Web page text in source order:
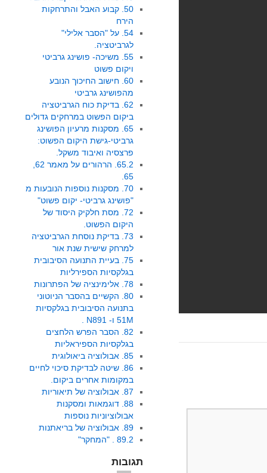
50. קבוע האבל והתרחקות
הירח
54. על "הסבר אלילי"
לגרביטציה.
55. משיכה- פושינג גרביטי
ויקום פשוט
60. חישוב החיכוך הנובע
מהפושינג גרביטי
62. בדיקת כוח הגרביטציה
ביקום הפשוט במרחקים גדולים
65. מסקנות מרעיון הפושינג
גרביטי-גישת היקום הפשוט:
פרצסיה ואיבוד משקל.
65.2. הרהורים על מאמר 62,
65.
70. מסקנות נוספות הנובעות מ
"פושינג גרביטי- יקום פשוט"
72. מסת חלקיק היסוד של
היקום הפשוט.
73. בדיקת נוסחת הגרביטציה
למרחק שישית שנת אור
75. בעיית התנועה הסיבובית
בגלקסיות הספירליות
78. אלימינציה של הפתרונות
80. הקשיים בהסבר הניוטוני
בתנועה הסיבובית בגלקסיות
51M ו- N891 .
82. הסבר הפרש הלחצים
בגלקסיות הספיראליות
85. אבולוציה ביאולוגית
86. שיטה לבדיקת סיכוי לחיים
במקומות אחרים ביקום.
87. אבולוציה של תיאוריות
88. דוגמאות ומסקנות
אבולוציוניות נוספות
89. אבולוציה של בריאתנות
89.2 . "המחקר"
תגובות